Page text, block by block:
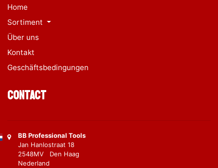
Home
Sortiment
Über uns
Kontakt
Geschäftsbedingungen
Contact
BB Professional Tools
Jan Hanlostraat 18
2548MV Den Haag
Nederland